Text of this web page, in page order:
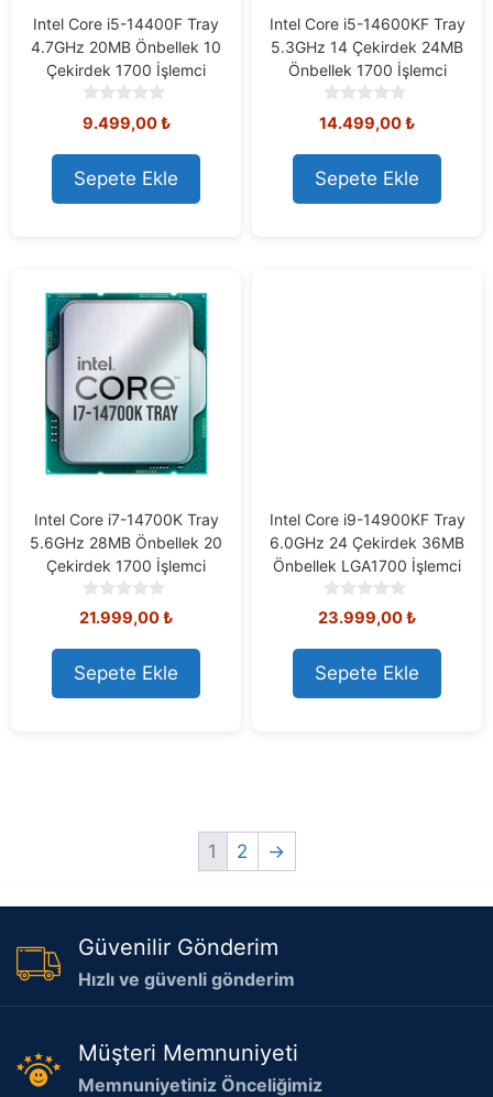
Intel Core i5-14400F Tray
4.7GHz 20MB Önbellek 10
Çekirdek 1700 İşlemci
0
o
u
t
o
f
9.499,00₺
Sepete Ekle
Intel Core i5-14600KF Tray
5.3GHz 14 Çekirdek 24MB
Önbellek 1700 İşlemci
0
o
u
t
o
f
14.499,00₺
Sepete Ekle
Intel Core i7-14700K Tray
5.6GHz 28MB Önbellek 20
Çekirdek 1700 İşlemci
0
o
u
t
o
f
21.999,00₺
Sepete Ekle
Intel Core i9-14900KF Tray
6.0GHz 24 Çekirdek 36MB
Önbellek LGA1700 İşlemci
0
o
u
t
o
f
23.999,00₺
Sepete Ekle
1 2 →
Güvenilir Gönderim
Hızlı ve güvenli gönderim
Müşteri Memnuniyeti
Memnuniyetiniz Önceliğimiz